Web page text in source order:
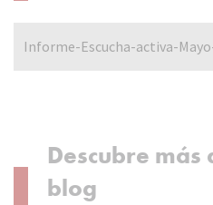
Informe-Escucha-activa-
Descubre más
blog